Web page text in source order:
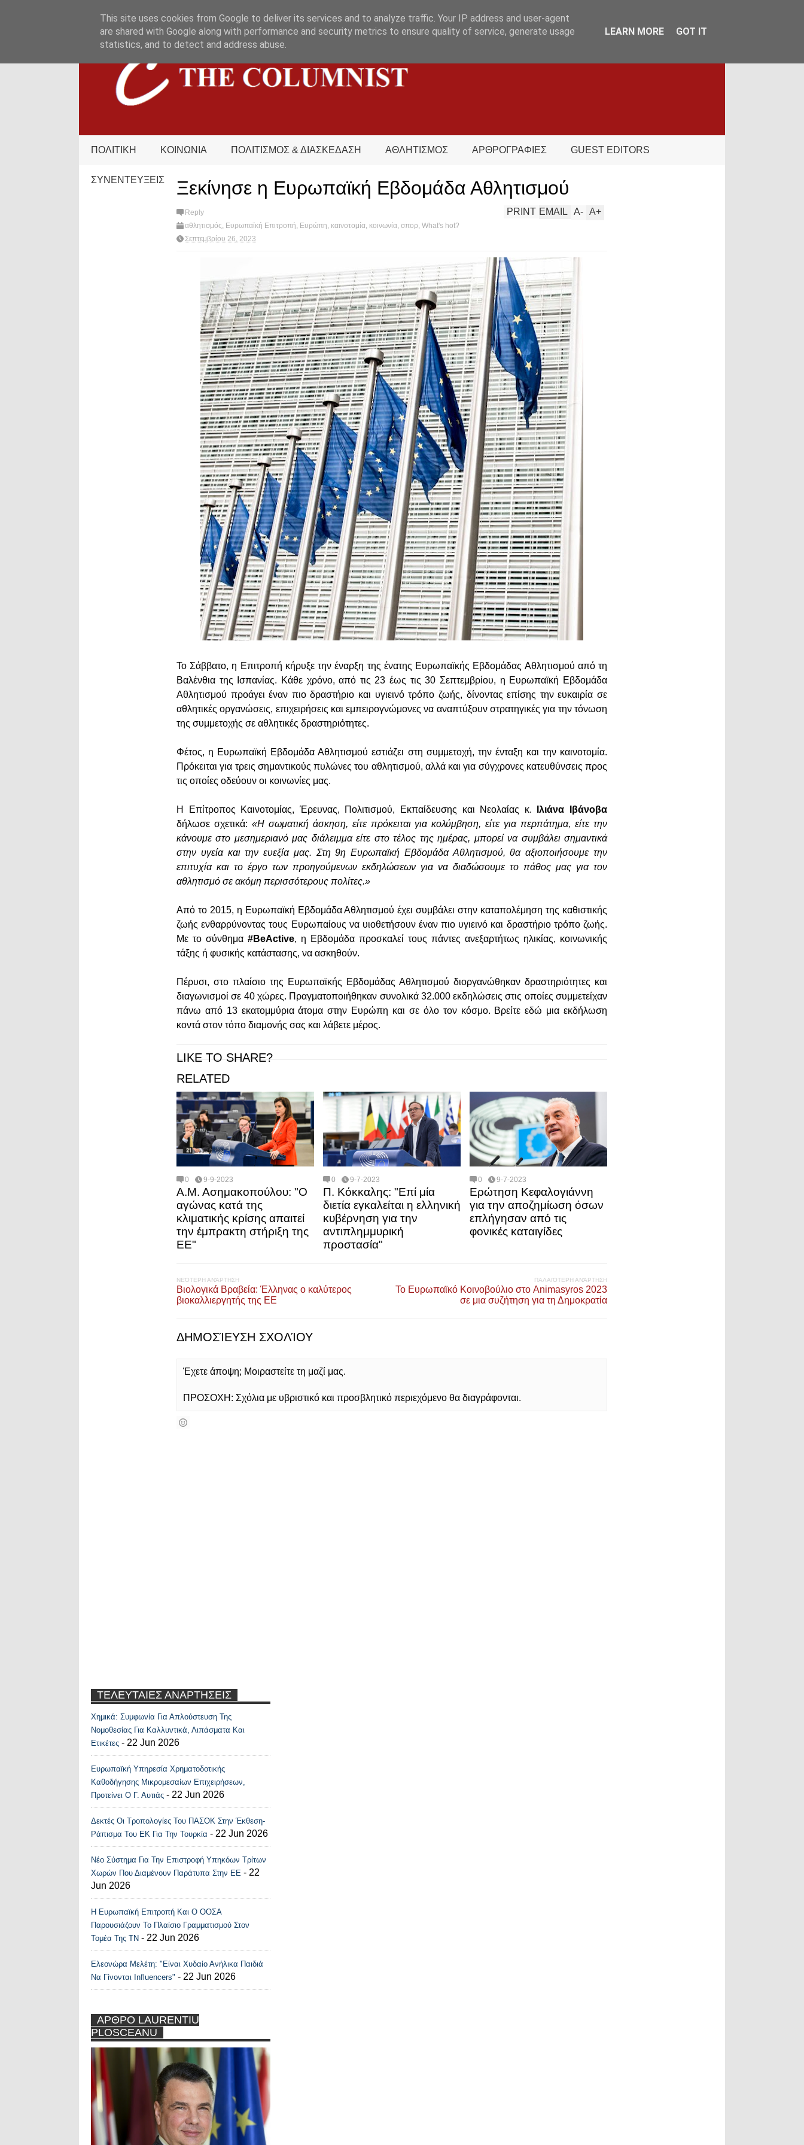
ΠΟΛΙΤΙΚΗ ΚΟΙΝΩΝΙΑ ΠΟΛΙΤΙΣΜΟΣ & ΔΙΑΣΚΕΔΑΣΗ ΑΘΛΗΤΙΣΜΟΣ ΑΡΘΡΟΓΡΑΦΙΕΣ GUEST EDITORS
ΣΥΝΕΝΤΕΥΞΕΙΣ Ξεκίνησε η Ευρωπαϊκή Εβδομάδα Αθλητισμού
Reply
αθλητισμός Ευρωπαϊκή Επιτροπή Ευρώπη καινοτομία κοινωνία σπορ What's hot?
Σεπτεμβρίου 26, 2023
A+
A-
EMAIL
PRINT
Το Σάββατο, η Επιτροπή κήρυξε την έναρξη της ένατης Ευρωπαϊκής Εβδομάδας Αθλητισμού από τη
Βαλένθια της Ισπανίας. Κάθε χρόνο, από τις 23 έως τις 30 Σεπτεμβρίου, η Ευρωπαϊκή Εβδομάδα
Αθλητισμού προάγει έναν πιο δραστήριο και υγιεινό τρόπο ζωής, δίνοντας επίσης την ευκαιρία σε
αθλητικές οργανώσεις, επιχειρήσεις και εμπειρογνώμονες να αναπτύξουν στρατηγικές για την τόνωση
της συμμετοχής σε αθλητικές δραστηριότητες.
Φέτος, η Ευρωπαϊκή Εβδομάδα Αθλητισμού εστιάζει στη συμμετοχή, την ένταξη και την καινοτομία.
Πρόκειται για τρεις σημαντικούς πυλώνες του αθλητισμού, αλλά και για σύγχρονες κατευθύνσεις προς
τις οποίες οδεύουν οι κοινωνίες μας.
Η Επίτροπος Καινοτομίας, Έρευνας, Πολιτισμού, Εκπαίδευσης και Νεολαίας κ.
Ιλιάνα Ιβάνοβα
δήλωσε σχετικά: «Η σωματική άσκηση, είτε πρόκειται για κολύμβηση, είτε για περπάτημα, είτε την
κάνουμε στο μεσημεριανό μας διάλειμμα είτε στο τέλος της ημέρας, μπορεί να συμβάλει σημαντικά
στην υγεία και την ευεξία μας. Στη 9η Ευρωπαϊκή Εβδομάδα Αθλητισμού, θα αξιοποιήσουμε την
επιτυχία και το έργο των προηγούμενων εκδηλώσεων για να διαδώσουμε το πάθος μας για τον
αθλητισμό σε ακόμη περισσότερους πολίτες.»
Από το 2015, η Ευρωπαϊκή Εβδομάδα Αθλητισμού έχει συμβάλει στην καταπολέμηση της καθιστικής
ζωής ενθαρρύνοντας τους Ευρωπαίους να υιοθετήσουν έναν πιο υγιεινό και δραστήριο τρόπο ζωής.
Mε το σύνθημα #BeActive, η Εβδομάδα προσκαλεί τους πάντες ανεξαρτήτως ηλικίας, κοινωνικής
τάξης ή φυσικής κατάστασης, να ασκηθούν.
Πέρυσι, στο πλαίσιο της Ευρωπαϊκής Εβδομάδας Αθλητισμού διοργανώθηκαν δραστηριότητες και
διαγωνισμοί σε 40 χώρες. Πραγματοποιήθηκαν συνολικά 32.000 εκδηλώσεις στις οποίες συμμετείχαν
πάνω από 13 εκατομμύρια άτομα στην Ευρώπη και σε όλο τον κόσμο. Βρείτε εδώ μια εκδήλωση
κοντά στον τόπο διαμονής σας και λάβετε μέρος.
LIKE TO SHARE?
RELATED
0 9-9-2023
Α.Μ. Ασημακοπούλου: "Ο
αγώνας κατά της
κλιματικής κρίσης απαιτεί
την έμπρακτη στήριξη της
ΕΕ"
0 9-7-2023
Π. Κόκκαλης: "Επί μία
διετία εγκαλείται η ελληνική
κυβέρνηση για την
αντιπλημμυρική
προστασία"
0 9-7-2023
Ερώτηση Κεφαλογιάννη
για την αποζημίωση όσων
επλήγησαν από τις
φονικές καταιγίδες
ΝΕΌΤΕΡΗ ΑΝΆΡΤΗΣΗ
Βιολογικά Βραβεία: Έλληνας ο καλύτερος
βιοκαλλιεργητής της ΕΕ
ΠΑΛΑΙΌΤΕΡΗ ΑΝΆΡΤΗΣΗ
Το Ευρωπαϊκό Κοινοβούλιο στο Animasyros 2023
σε μια συζήτηση για τη Δημοκρατία
ΔΗΜΟΣΊΕΥΣΗ ΣΧΟΛΊΟΥ
Έχετε άποψη; Μοιραστείτε τη μαζί μας.
ΠΡΟΣΟΧΗ: Σχόλια με υβριστικό και προσβλητικό περιεχόμενο θα διαγράφονται.
ΤΕΛΕΥΤΑΙΕΣ ΑΝΑΡΤΗΣΕΙΣ
Recent Posts Widget
Χημικά: Συμφωνία Για Απλούστευση Της
Νομοθεσίας Για Καλλυντικά, Λιπάσματα Και
Ετικέτες - 22 Jun 2026
Ευρωπαϊκή Υπηρεσία Χρηματοδοτικής
Καθοδήγησης Μικρομεσαίων Επιχειρήσεων,
Προτείνει Ο Γ. Αυτιάς - 22 Jun 2026
Δεκτές Οι Τροπολογίες Του ΠΑΣΟΚ Στην Έκθεση-
Ράπισμα Του ΕΚ Για Την Τουρκία - 22 Jun 2026
Νέο Σύστημα Για Την Επιστροφή Υπηκόων Τρίτων
Χωρών Που Διαμένουν Παράτυπα Στην ΕΕ - 22
Jun 2026
Η Ευρωπαϊκή Επιτροπή Και Ο ΟΟΣΑ
Παρουσιάζουν Το Πλαίσιο Γραμματισμού Στον
Τομέα Της ΤΝ - 22 Jun 2026
Ελεονώρα Μελέτη: "Είναι Χυδαίο Ανήλικα Παιδιά
Να Γίνονται Influencers" - 22 Jun 2026
ΑΡΘΡΟ LAURENTIU
PLOSCEANU
This site uses cookies from Google to deliver its services and to analyze traffic. Your IP address and user-agent
are shared with Google along with performance and security metrics to ensure quality of service, generate usage
statistics, and to detect and address abuse.
LEARN MORE GOT IT